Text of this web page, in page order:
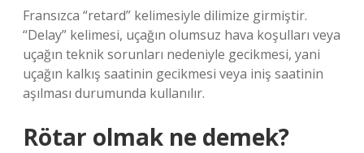
Fransızca “retard” kelimesiyle dilimize girmiştir.
“Delay” kelimesi, uçağın olumsuz hava koşulları veya
uçağın teknik sorunları nedeniyle gecikmesi, yani
uçağın kalkış saatinin gecikmesi veya iniş saatinin
aşılması durumunda kullanılır.
Rötar olmak ne demek?